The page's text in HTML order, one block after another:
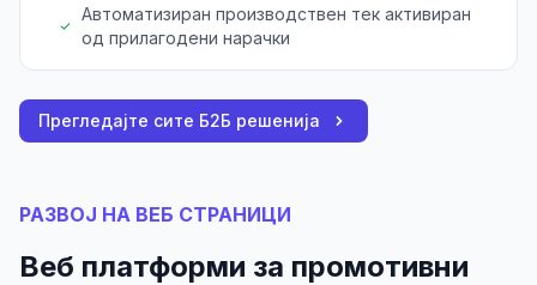
Автоматизиран производствен тек активиран
од прилагодени нарачки
Прегледајте сите Б2Б решенија
РАЗВОЈ НА ВЕБ СТРАНИЦИ
Веб платформи за промотивни